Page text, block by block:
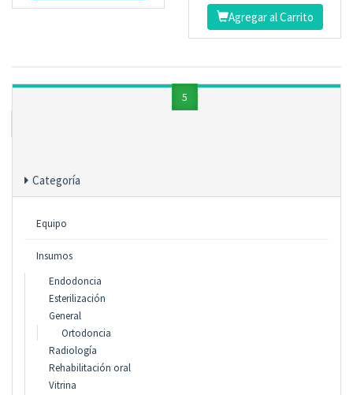
Agregar al Carrito
5
Categoría
Equipo
Insumos
Endodoncia
Esterilización
General
Ortodoncia
Radiología
Rehabilitación oral
Vitrina